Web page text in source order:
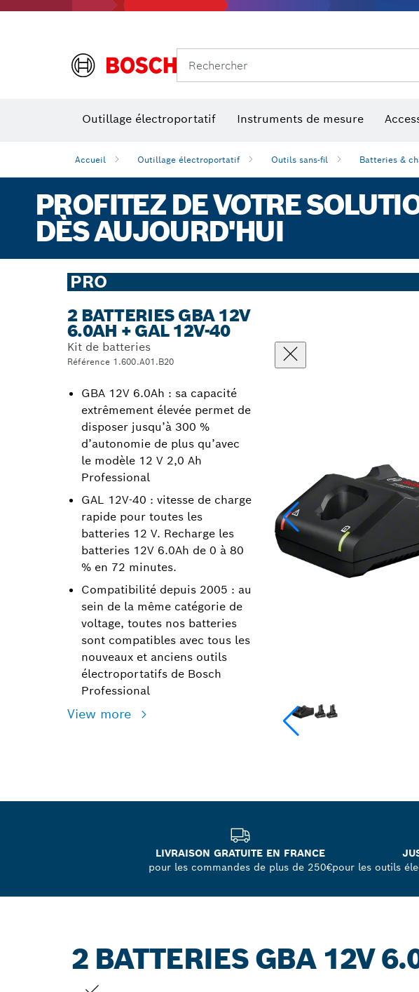
Rechercher
Outillage électroportatif Instruments de mesure
Accueil Outillage électroportatif Outils sans-fil Batteries &
PROFITEZ DE VOTRE
DÈS AUJOURD'HUI
PRO
2 BATTERIES GBA 12V
6.0AH + GAL 12V-40
Kit de batteries
Référence 1.600.A01.B20
GBA 12V 6.0Ah : sa capacité
extrêmement élevée permet de
disposer jusqu’à 300 %
d’autonomie de plus qu’avec
le modèle 12 V 2,0 Ah
Professional
GAL 12V-40 : vitesse de charge
rapide pour toutes les
batteries 12 V. Recharge les
batteries 12V 6.0Ah de 0 à 80
% en 72 minutes.
Compatibilité depuis 2005 : au
sein de la même catégorie de
voltage, toutes nos batteries
sont compatibles avec tous les
nouveaux et anciens outils
électroportatifs de Bosch
Professional
View more
LIVRAISON GRATUITE EN FRANCE
pour les commandes de plus de 250€pour les outils
2 BATTERIES GBA 12V